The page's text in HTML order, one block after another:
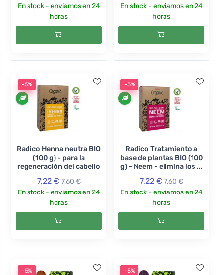
En stock - enviamos en 24
horas
En stock - enviamos en 24
horas
-5%
Radico Henna neutra BIO
(100 g) - para la
regeneración del cabello
7,22 € 7,60 €
En stock - enviamos en 24
horas
-5%
Radico Tratamiento a
base de plantas BIO (100
g) - Neem - elimina los ...
7,22 € 7,60 €
En stock - enviamos en 24
horas
-5% -5%